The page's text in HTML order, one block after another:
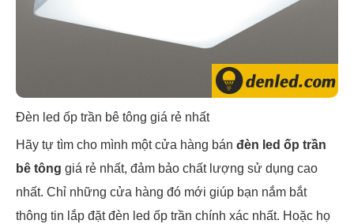
Đèn led ốp trần bê tông giá rẻ nhất
Hãy tự tìm cho mình một cửa hàng bán đèn led ốp trần
bê tông giá rẻ nhất, đảm bảo chất lượng sử dụng cao
nhất. Chỉ những cửa hàng đó mới giúp bạn nắm bắt
thông tin lắp đặt đèn led ốp trần chính xác nhất. Hoặc họ